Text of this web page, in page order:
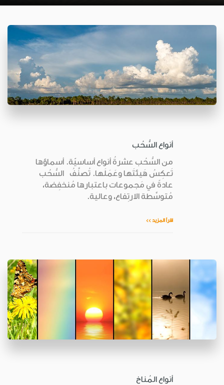
أنواع السُّحُب
من السُّحُب عشرةُ أنواع أساسيّة. أسماؤها
تَعكِسُ هَيئتَها وعَمَلَها. تُصنَّفُ السُّحُب
عادةً في مَجموعات باعتبارها مُنخفِضة،
مُتوسِّطة الارتِفاع، وعالية.
اقرأ المزيد >>
أنواع المُناخ